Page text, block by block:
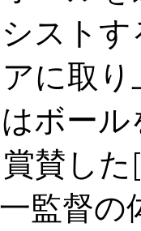
スト
に取
ボー
賛し
監督